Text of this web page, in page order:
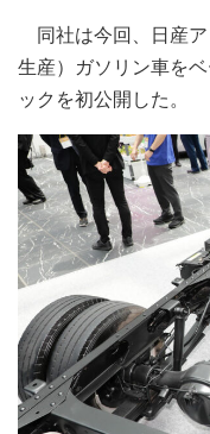
同社は今回、日産
生産）ガソリン車を
ックを初公開した。